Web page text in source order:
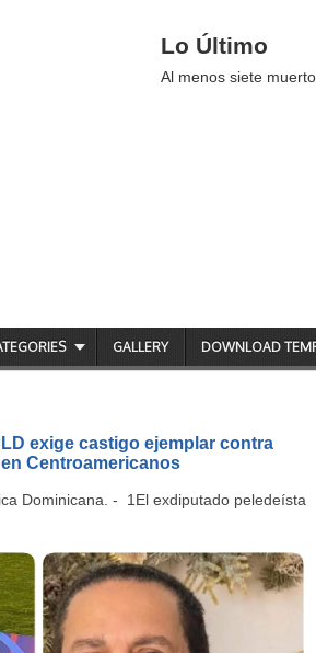
Lo Último
Al menos siete
GALLERY DOWNLOAD
exige castigo ejemplar contra
Centroamericanos
Dominicana. - 1El exdiputado peledeísta